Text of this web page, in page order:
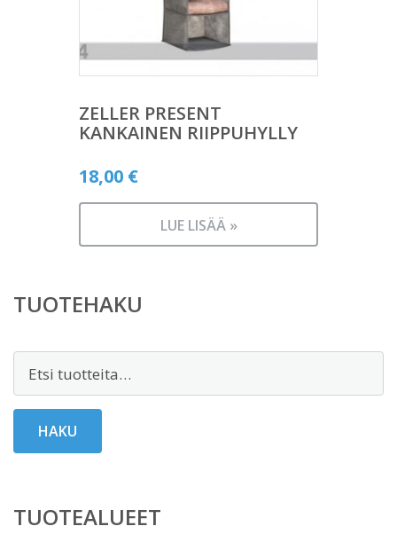
ZELLER PRESENT
KANKAINEN RIIPPUHYLLY
18,00 €
LUE LISÄÄ »
TUOTEHAKU
HAKU
TUOTEALUEET